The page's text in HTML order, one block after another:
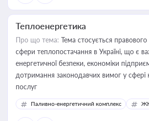
Теплоенергетика
Про що тема: Тема стосується
сфери теплопостачання в Україні, що є
енергетичної безпеки, економіки
дотримання законодавчих вимог у сфері
послуг
Паливно-енергетичний комплекс